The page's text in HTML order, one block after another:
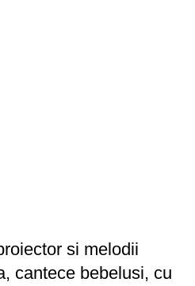
si melodii
cantece bebelusi, cu